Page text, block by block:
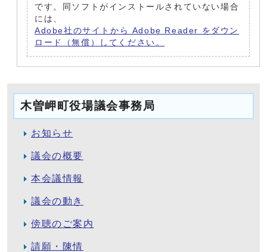
です。同ソフトがインストールされていない場合
には、
Adobe社のサイトから Adobe Reader をダウン
ロード（無償）してください。
木曽岬町役場議会事務局
お知らせ
議会の概要
本会議情報
議会の動き
傍聴のご案内
請願・陳情